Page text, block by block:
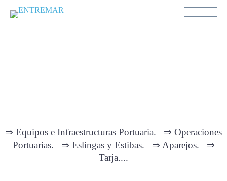
⇒ Equipos e Infraestructuras Portuaria. ⇒ Operaciones
Portuarias. ⇒ Eslingas y Estibas. ⇒ Aparejos. ⇒
Tarja....